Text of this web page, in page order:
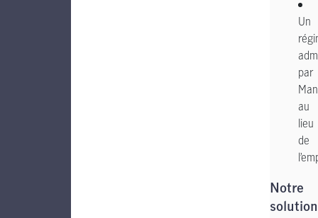
Un
par
au
lieu
de
Notre
solution